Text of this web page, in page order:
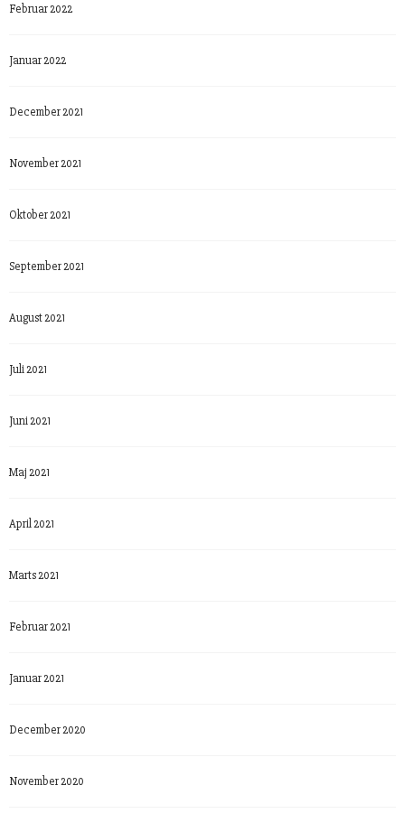
Februar 2022
Januar 2022
December 2021
November 2021
Oktober 2021
September 2021
August 2021
Juli 2021
Juni 2021
Maj 2021
April 2021
Marts 2021
Februar 2021
Januar 2021
December 2020
November 2020